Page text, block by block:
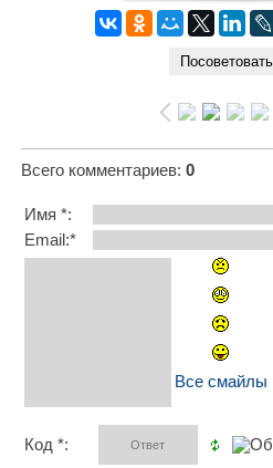
Всего комментариев: 0
Имя *:
Email:*
Все смайлы
Код *: